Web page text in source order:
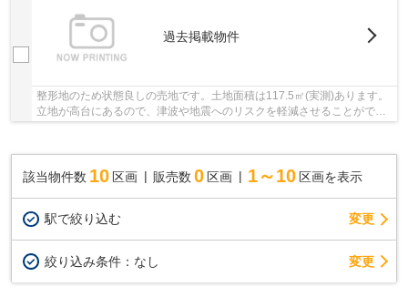
過去掲載物件
整形地のため状態良しの売地です。土地面積は117.5㎡(実測)あります。
立地が高台にあるので、津波や地震へのリスクを軽減させることができ
該当物件数 10 区画 販売数 0 区画 1～10 区画を表示
駅で絞り込む 変更
絞り込み条件： なし 変更